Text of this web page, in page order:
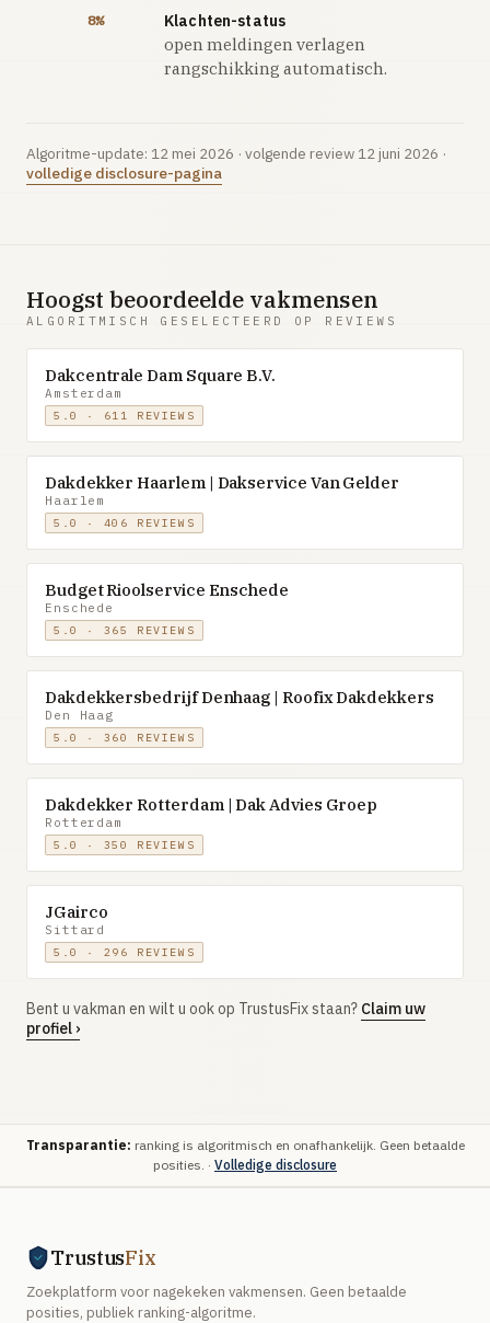
8% Klachten-status
open meldingen verlagen
rangschikking automatisch.
Algoritme-update: 12 mei 2026 · volgende review 12 juni 2026 ·
volledige disclosure-pagina
Hoogst beoordeelde vakmensen
ALGORITMISCH GESELECTEERD OP REVIEWS
Dakcentrale Dam Square B.V.
Amsterdam
5.0 · 611 REVIEWS
Dakdekker Haarlem | Dakservice Van Gelder
Haarlem
5.0 · 406 REVIEWS
Budget Rioolservice Enschede
Enschede
5.0 · 365 REVIEWS
Dakdekkersbedrijf Denhaag | Roofix Dakdekkers
Den Haag
5.0 · 360 REVIEWS
Dakdekker Rotterdam | Dak Advies Groep
Rotterdam
5.0 · 350 REVIEWS
JGairco
Sittard
5.0 · 296 REVIEWS
Bent u vakman en wilt u ook op TrustusFix staan? Claim uw
profiel ›
Transparantie: ranking is algoritmisch en onafhankelijk. Geen betaalde
posities. · Volledige disclosure
TrustusFix
Zoekplatform voor nagekeken vakmensen. Geen betaalde
posities, publiek ranking-algoritme.